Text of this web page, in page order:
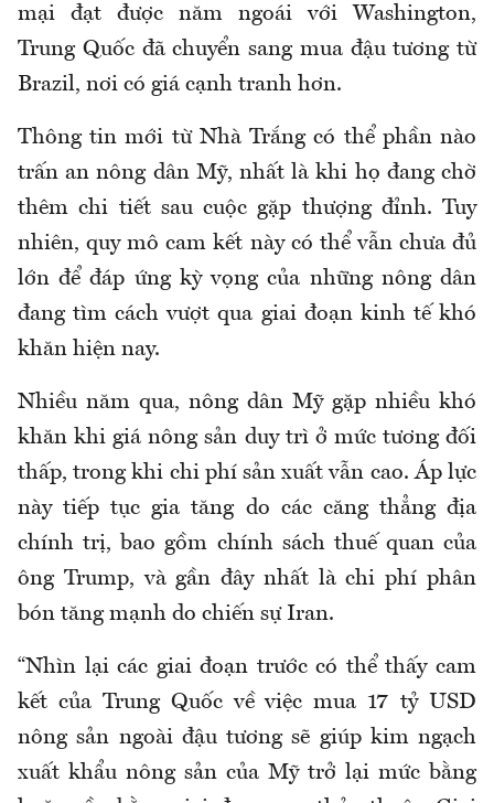
mại đạt được năm ngoái với Washington,
Trung Quốc đã chuyển sang mua đậu tương từ
Brazil, nơi có giá cạnh tranh hơn.
Thông tin mới từ Nhà Trắng có thể phần nào
trấn an nông dân Mỹ, nhất là khi họ đang chờ
thêm chi tiết sau cuộc gặp thượng đỉnh. Tuy
nhiên, quy mô cam kết này có thể vẫn chưa đủ
lớn để đáp ứng kỳ vọng của những nông dân
đang tìm cách vượt qua giai đoạn kinh tế khó
khăn hiện nay.
Nhiều năm qua, nông dân Mỹ gặp nhiều khó
khăn khi giá nông sản duy trì ở mức tương đối
thấp, trong khi chi phí sản xuất vẫn cao. Áp lực
này tiếp tục gia tăng do các căng thẳng địa
chính trị, bao gồm chính sách thuế quan của
ông Trump, và gần đây nhất là chi phí phân
bón tăng mạnh do chiến sự Iran.
“Nhìn lại các giai đoạn trước có thể thấy cam
kết của Trung Quốc về việc mua 17 tỷ USD
nông sản ngoài đậu tương sẽ giúp kim ngạch
xuất khẩu nông sản của Mỹ trở lại mức bằng